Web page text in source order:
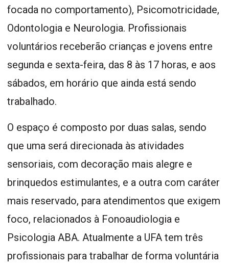
focada no comportamento), Psicomotricidade,
Odontologia e Neurologia. Profissionais
voluntários receberão crianças e jovens entre
segunda e sexta-feira, das 8 às 17 horas, e aos
sábados, em horário que ainda está sendo
trabalhado.
O espaço é composto por duas salas, sendo
que uma será direcionada às atividades
sensoriais, com decoração mais alegre e
brinquedos estimulantes, e a outra com caráter
mais reservado, para atendimentos que exigem
foco, relacionados à Fonoaudiologia e
Psicologia ABA. Atualmente a UFA tem três
profissionais para trabalhar de forma voluntária